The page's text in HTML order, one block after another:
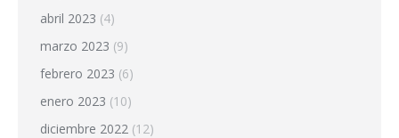
abril 2023 (4)
marzo 2023 (9)
febrero 2023 (6)
enero 2023 (10)
diciembre 2022 (12)